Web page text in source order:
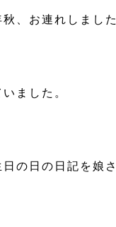
、お連れしました
ました。
の日の日記を娘さ